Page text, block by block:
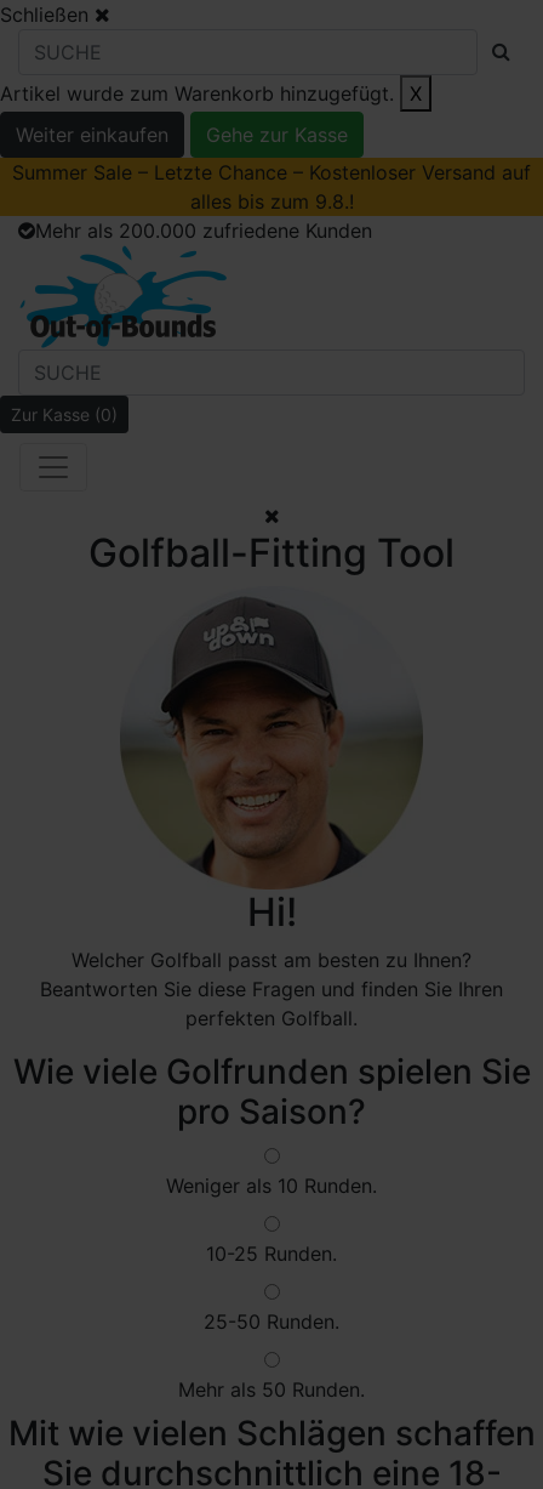
Schließen
Artikel wurde zum Warenkorb hinzugefügt.
X
Weiter einkaufen
Gehe zur Kasse
Summer Sale – Letzte Chance – Kostenloser Versand auf
alles bis zum 9.8.!
Mehr als 200.000 zufriedene Kunden
Zur Kasse (0)
Golfball-Fitting Tool
Hi!
Welcher Golfball passt am besten zu Ihnen?
Beantworten Sie diese Fragen und finden Sie Ihren
perfekten Golfball.
Wie viele Golfrunden spielen Sie
pro Saison?
Weniger als 10 Runden.
10-25 Runden.
25-50 Runden.
Mehr als 50 Runden.
Mit wie vielen Schlägen schaffen
Sie durchschnittlich eine 18-